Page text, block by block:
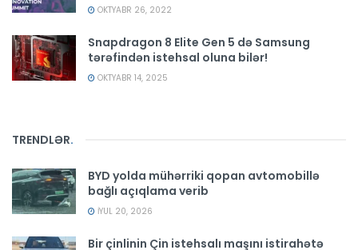
OKTYABR 26, 2022
Snapdragon 8 Elite Gen 5 də Samsung
tərəfindən istehsal oluna bilər!
OKTYABR 14, 2025
TRENDLƏR.
BYD yolda mühərriki qopan avtomobillə
bağlı açıqlama verib
İYUL 20, 2026
Bir çinlinin Çin istehsalı maşını istirahətə